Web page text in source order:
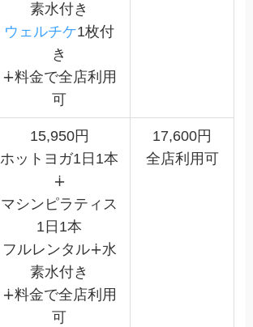
素水付き
ウェルチケ1枚付
き
∔料金で全店利用
可
15,950円
ホットヨガ1日1本
∔
マシンピラティス
1日1本
フルレンタル∔水
素水付き
∔料金で全店利用
可
17,600円
全店利用可